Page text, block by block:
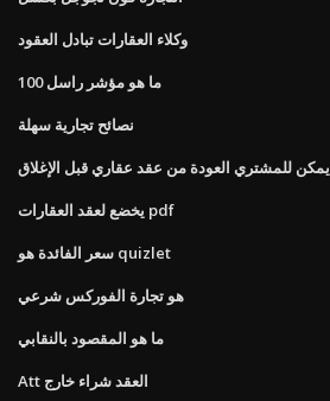
وكلاء العقارات تبادل العقود
ما هو مؤشر راسل 100
نصائح تجارية سهلة
يمكن للمشتري العودة من عقد عقاري قبل الإغلاق
يخضع لعقد العقارات pdf
سعر الفائدة هو quizlet
هو تجارة الفوركس شرعي
ما هو المقصود بالنقابي
Att العقد شراء خارج